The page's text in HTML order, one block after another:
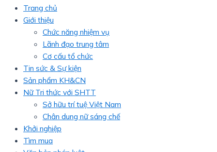
Trang chủ
Giới thiệu
Chức năng nhiệm vụ
Lãnh đạo trung tâm
Cơ cấu tổ chức
Tin sức & Sự kiện
Sản phẩm KH&CN
Nữ Tri thức với SHTT
Sở hữu trí tuệ Việt Nam
Chân dung nữ sáng chế
Khởi nghiệp
Tìm mua